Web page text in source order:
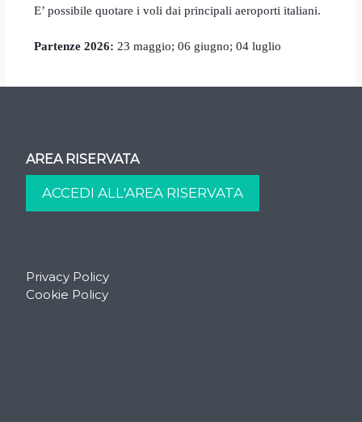
E’ possibile quotare i voli dai principali aeroporti italiani.
Partenze 2026: 23 maggio; 06 giugno; 04 luglio
AREA RISERVATA
Privacy Policy
Cookie Policy